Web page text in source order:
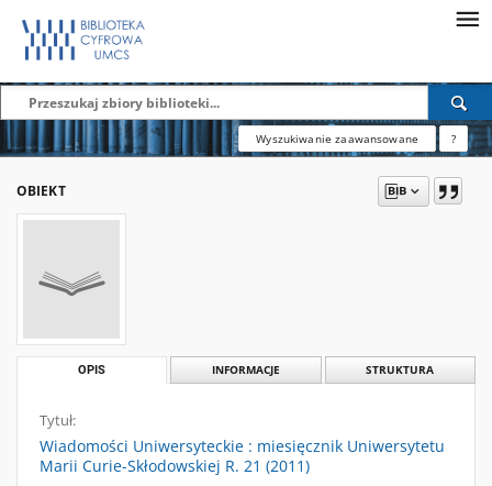
Wyszukiwanie zaawansowane ?
OBIEKT
OPIS INFORMACJE STRUKTURA
Tytuł:
Wiadomości Uniwersyteckie : miesięcznik Uniwersytetu
Marii Curie-Skłodowskiej R. 21 (2011)